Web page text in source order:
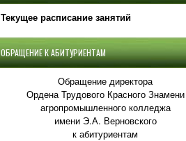
Текущее расписание занятий
ОБРАЩЕНИЕ К АБИТУРИЕНТАМ
Обращение директора
Ордена Трудового Красного Знамени
агропромышленного колледжа
имени Э.А. Верновского
к абитуриентам